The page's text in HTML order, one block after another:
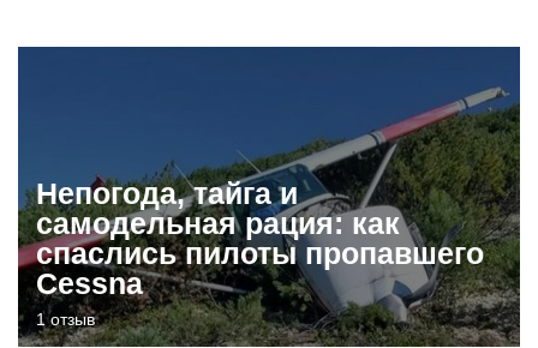
Непогода, тайга и
самодельная рация: как
спаслись пилоты пропавшего
Cessna
1 отзыв